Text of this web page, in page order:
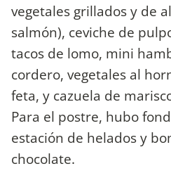
vegetales grillados y de
salmón), ceviche de
tacos de lomo, mini
cordero, vegetales al
feta, y cazuela de
Para el postre, hubo
estación de helados y
chocolate.